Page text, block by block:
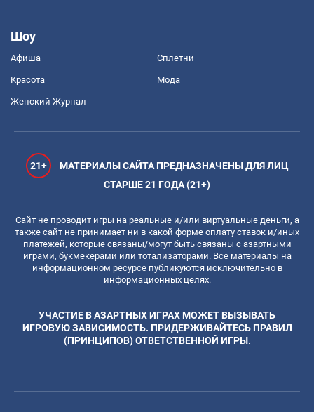
Шоу
Афиша Сплетни
Красота Мода
Женский Журнал
21+
МАТЕРИАЛЫ САЙТА ПРЕДНАЗНАЧЕНЫ ДЛЯ ЛИЦ
СТАРШЕ 21 ГОДА (21+)
Сайт не проводит игры на реальные и/или виртуальные деньги, а
также сайт не принимает ни в какой форме оплату ставок и/иных
платежей, которые связаны/могут быть связаны с азартными
играми, букмекерами или тотализаторами. Все материалы на
информационном ресурсе публикуются исключительно в
информационных целях.
УЧАСТИЕ В АЗАРТНЫХ ИГРАХ МОЖЕТ ВЫЗЫВАТЬ
ИГРОВУЮ ЗАВИСИМОСТЬ. ПРИДЕРЖИВАЙТЕСЬ ПРАВИЛ
(ПРИНЦИПОВ) ОТВЕТСТВЕННОЙ ИГРЫ.